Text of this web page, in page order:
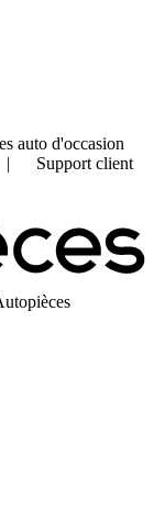
auto d'occasion
Support client